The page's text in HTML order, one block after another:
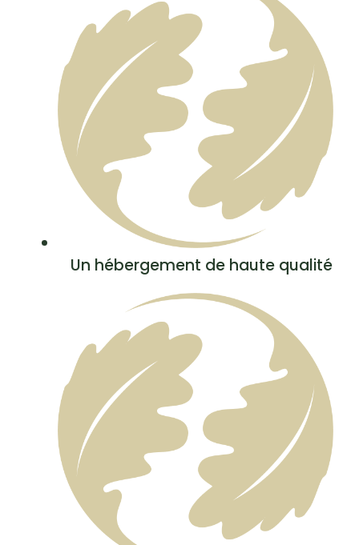
Un hébergement de haute qualité